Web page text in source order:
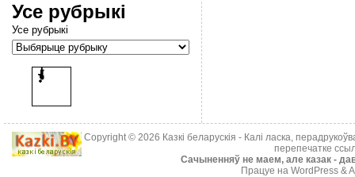
Усе рубрыкі
Усе рубрыкі
Copyright © 2026 Казкі беларускія - Калі ласка,
перепечатке
Cачыненняў не маем, але казак -
Працуе на WordPress &